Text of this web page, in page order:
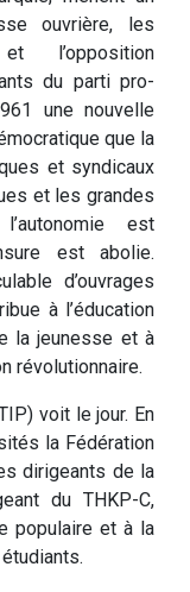
ouvrière, les
l’opposition
du parti pro-
une nouvelle
que la
et syndicaux
et les grandes
est
est abolie.
d’ouvrages
à l’éducation
la jeunesse et à
révolutionnaire.
voit le jour. En
la Fédération
dirigeants de la
du THKP-C,
populaire et à la